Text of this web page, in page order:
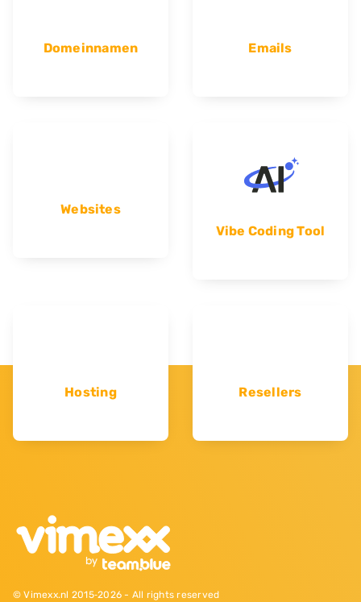
Domeinnamen Emails
Websites
Vibe Coding Tool
Hosting Resellers
© Vimexx.nl 2015‐2026 - All rights reserved